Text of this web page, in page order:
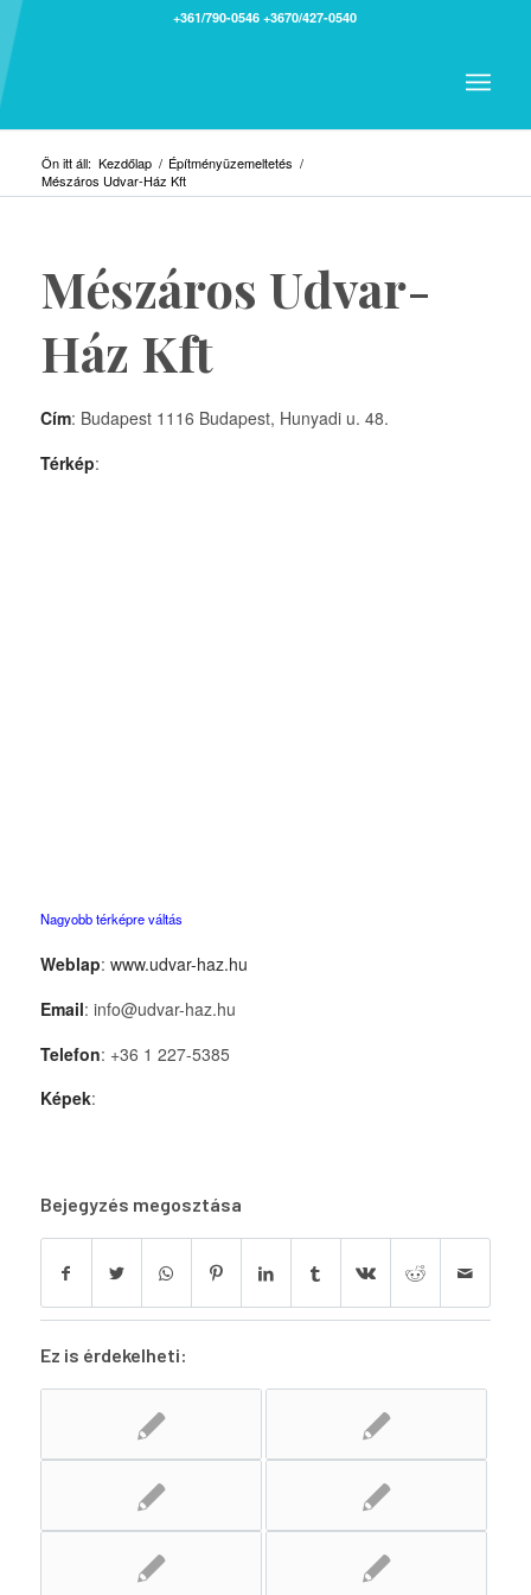
+361/790-0546 +3670/427-0540
Ön itt áll: Kezdőlap / Építményüzemeltetés /
Mészáros Udvar-Ház Kft
Mészáros Udvar-
Ház Kft
Cím: Budapest 1116 Budapest, Hunyadi u. 48.
Térkép:
Nagyobb térképre váltás
Weblap: www.udvar-haz.hu
Email: info@udvar-haz.hu
Telefon: +36 1 227-5385
Képek:
Bejegyzés megosztása
Ez is érdekelheti: